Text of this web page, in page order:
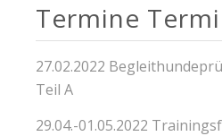
Termine
27.02.2022
Teil A
29.04.-01.05.2022